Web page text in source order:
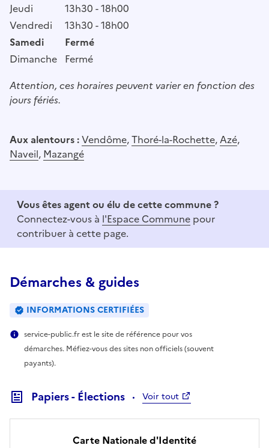
Jeudi
13h30 - 18h00
Vendredi
13h30 - 18h00
Samedi
Fermé
Dimanche Fermé
Attention, ces horaires peuvent varier en fonction des
jours fériés.
Aux alentours :Vendôme,Thoré-la-Rochette,Azé,
Naveil, Mazangé
Vous êtes agent ou élu de cette commune ?
Connectez-vous à l'Espace Commune pour
contribuer à cette page.
Démarches & guides
INFORMATIONS CERTIFIÉES
service-public.fr est le site de référence pour vos
démarches. Méfiez-vous des sites non officiels (souvent
payants).
Papiers - Élections Voir tout
Carte Nationale d'Identité